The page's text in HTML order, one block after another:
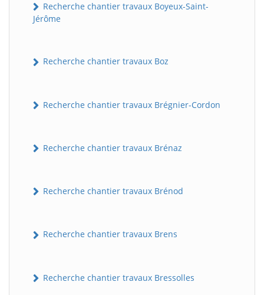
Recherche chantier travaux Boyeux-Saint-
Jérôme
Recherche chantier travaux Boz
Recherche chantier travaux Brégnier-Cordon
Recherche chantier travaux Brénaz
Recherche chantier travaux Brénod
Recherche chantier travaux Brens
Recherche chantier travaux Bressolles